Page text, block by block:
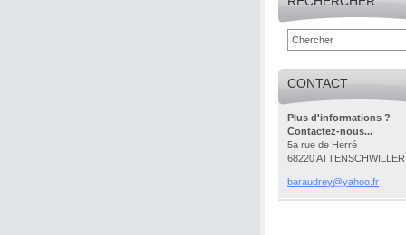
CONTACT
Plus d'informations ?
Contactez-nous...
5a rue de Herré
68220 ATTENSCHWILLER
baraudrey@yahoo. fr